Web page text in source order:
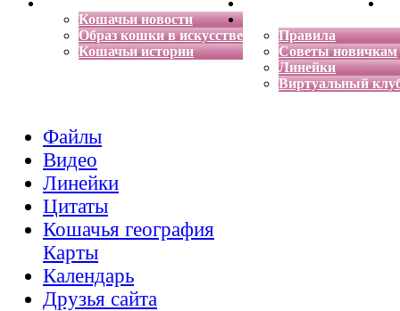
Кошачьи новости
Образ кошки в искусстве
Кошачьи истории
Правила
Советы новичкам
Линейки
Виртуальный
Файлы
Видео
Линейки
Цитаты
Кошачья география
Карты
Календарь
Друзья сайта